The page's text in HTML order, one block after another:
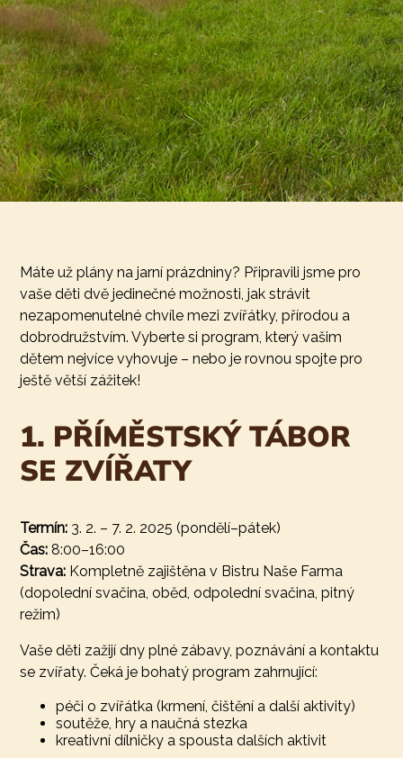
Máte už plány na jarní prázdniny? Připravili jsme pro
vaše děti dvě jedinečné možnosti, jak strávit
nezapomenutelné chvíle mezi zvířátky, přírodou a
dobrodružstvím. Vyberte si program, který vašim
dětem nejvíce vyhovuje – nebo je rovnou spojte pro
ještě větší zážitek!
1. PŘÍMĚSTSKÝ TÁBOR
SE ZVÍŘATY
Termín: 3. 2. – 7. 2. 2025 (pondělí–pátek)
Čas: 8:00–16:00
Strava: Kompletně zajištěna v Bistru Naše Farma
(dopolední svačina, oběd, odpolední svačina, pitný
režim)
Vaše děti zažijí dny plné zábavy, poznávání a kontaktu
se zvířaty. Čeká je bohatý program zahrnující:
péči o zvířátka (krmení, čištění a další aktivity)
soutěže, hry a naučná stezka
kreativní dílničky a spousta dalších aktivit